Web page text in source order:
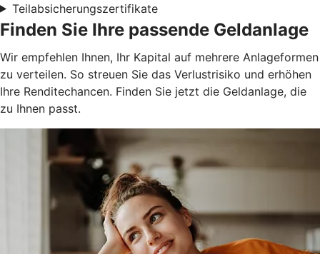
Teilabsicherungszertifikate
Finden Sie Ihre passende Geldanlage
Wir empfehlen Ihnen, Ihr Kapital auf mehrere Anlageformen
zu verteilen. So streuen Sie das Verlustrisiko und erhöhen
Ihre Renditechancen. Finden Sie jetzt die Geldanlage, die
zu Ihnen passt.